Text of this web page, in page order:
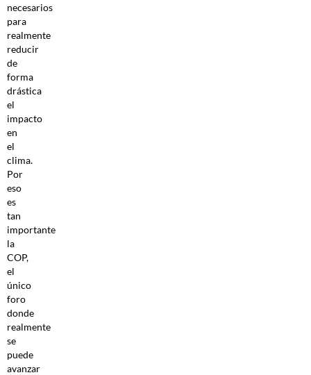
necesarios
para
realmente
reducir
de
forma
drástica
el
impacto
en
el
clima.
Por
eso
es
tan
importante
la
COP,
el
único
foro
donde
realmente
se
puede
avanzar